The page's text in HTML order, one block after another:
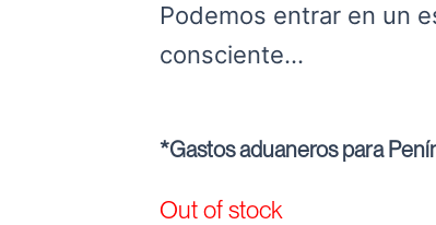
Podemos entrar en un
consciente…
*Gastos aduaneros para
Out of stock